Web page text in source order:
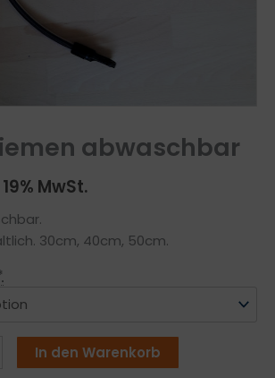
abwaschbar
MwSt.
30cm, 40cm, 50cm.
In den Warenkorb